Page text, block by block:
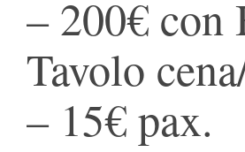
– 200€ con
Tavolo
– 15€ pax.